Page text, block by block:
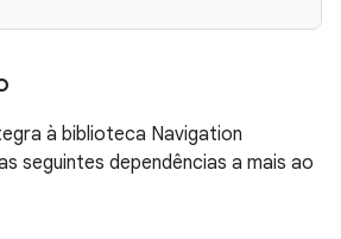
à biblioteca Navigation
seguintes dependências a mais ao